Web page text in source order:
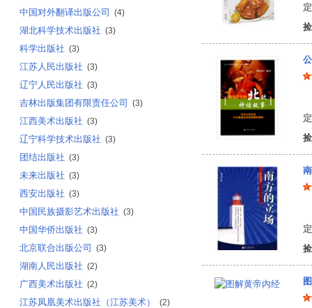
中国对外翻译出版公司 (4)
湖北科学技术出版社 (3)
科学出版社 (3)
江苏人民出版社 (3)
辽宁人民出版社 (3)
吉林出版集团有限责任公司 (3)
江西美术出版社 (3)
辽宁科学技术出版社 (3)
团结出版社 (3)
未来出版社 (3)
西安出版社 (3)
中国民族摄影艺术出版社 (3)
中国华侨出版社 (3)
北京联合出版公司 (3)
湖南人民出版社 (2)
广西美术出版社 (2)
江苏凤凰美术出版社（江苏美术） (2)